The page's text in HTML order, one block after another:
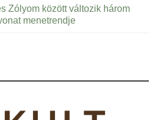
Zólyom között változik három
menetrendje